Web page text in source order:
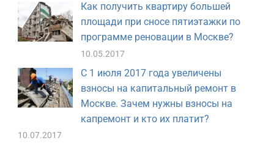
Как получить квартиру большей
площади при сносе пятиэтажки по
программе реновации в Москве?
10.05.2017
С 1 июля 2017 года увеличены
взносы на капитальный ремонт в
Москве. Зачем нужны взносы на
капремонт и кто их платит?
10.07.2017